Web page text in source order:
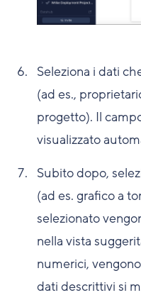
Seleziona i dati
(ad es.,
progetto). Il
visualizzato
Subito dopo,
(ad es. grafico a
selezionato
nella vista
numerici,
dati descrittivi si